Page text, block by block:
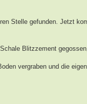
Stelle gefunden. Jetzt
Blitzzement
vergraben und die